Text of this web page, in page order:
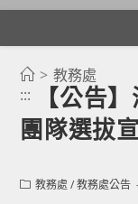
> 教務處
:::
【公告
團隊選拔
Post教務處 / 教務處公告